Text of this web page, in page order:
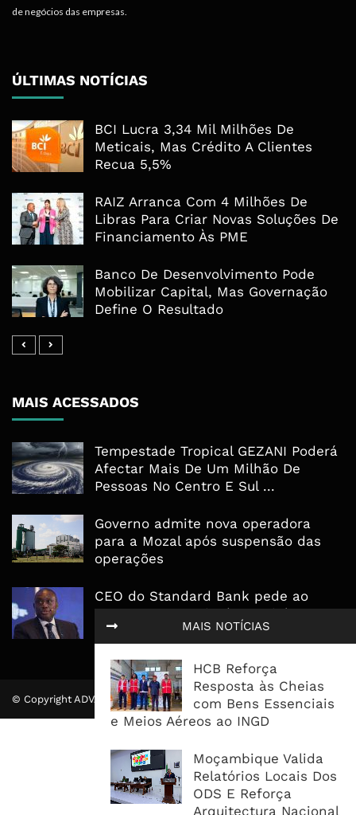
MAIS NOTÍCIAS
HCB Reforça
Resposta às Cheias
com Bens Essenciais
e Meios Aéreos ao INGD
Moçambique Valida
Relatórios Locais Dos
ODS E Reforça
Arquitectura Nacional
de negócios das empresas.
ÚLTIMAS NOTÍCIAS
BCI Lucra 3,34 Mil Milhões De
Meticais, Mas Crédito A Clientes
Recua 5,5%
RAIZ Arranca Com 4 Milhões De
Libras Para Criar Novas Soluções De
Financiamento Às PME
Banco De Desenvolvimento Pode
Mobilizar Capital, Mas Governação
Define O Resultado
MAIS ACESSADOS
Tempestade Tropical GEZANI Poderá
Afectar Mais De Um Milhão De
Pessoas No Centro E Sul ...
Governo admite nova operadora
para a Mozal após suspensão das
operações
CEO do Standard Bank pede ao
Governo que “saia do caminho” e
facilite os negócios
© Copyright ADVALUE. Todos Direitos Reservados.